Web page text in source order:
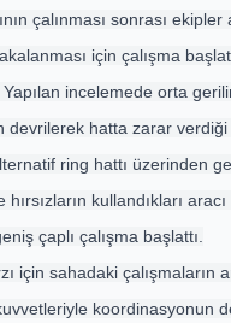
çalınması sonrası
için çalışma
incelemede orta
hatta zarar
ring hattı üzerinden
kullandıkları
çaplı çalışma başlattı.
için sahadaki çalışmaların
koordinasyonun